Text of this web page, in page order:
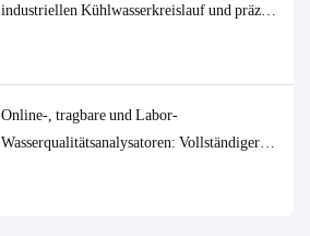
industriellen Kühlwasserkreislauf und präzise
Online-, tragbare und Labor-
Wasserqualitätsanalysatoren: Vollständiger